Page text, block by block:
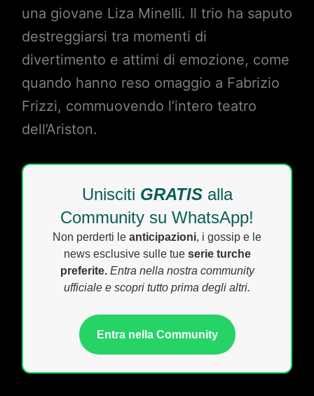
una giovane Liza Minelli. Il trio ha saputo
destreggiarsi tra momenti di
divertimento e attimi di emozione, come
quando hanno reso omaggio a Fabrizio
Frizzi, commuovendo l’intero teatro
dell’Ariston.
Unisciti GRATISalla
Community su WhatsApp!
Non perderti le anticipazioni, i gossip e le
news esclusive sulle tue serie turche
preferite. Entra nella nostra community
ufficiale e scopri tutto prima degli altri.
Entra nella Community